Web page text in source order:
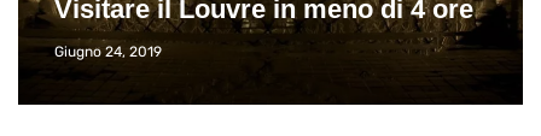
Visitare il Louvre in meno di 4 ore
Giugno 24, 2019